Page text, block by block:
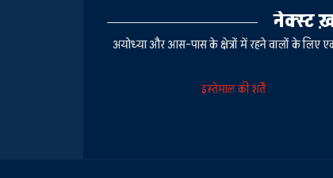
नेक्स्ट
अयोध्या और आस-पास के क्षेत्रों में रहने वालों के लिए एक
इस्तेमाल की शर्तें